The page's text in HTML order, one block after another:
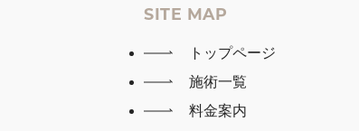
SITE MAP
トップページ
施術一覧
料金案内